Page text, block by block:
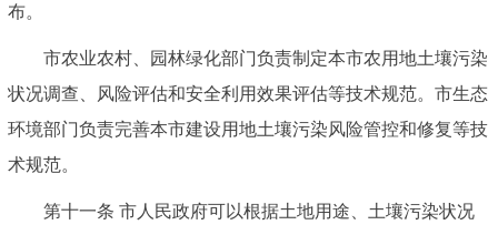
布。
市农业农村、园林绿化部门负责制定本市农用地土壤污染
状况调查、风险评估和安全利用效果评估等技术规范。市生态
环境部门负责完善本市建设用地土壤污染风险管控和修复等技
术规范。
第十一条 市人民政府可以根据土地用途、土壤污染状况